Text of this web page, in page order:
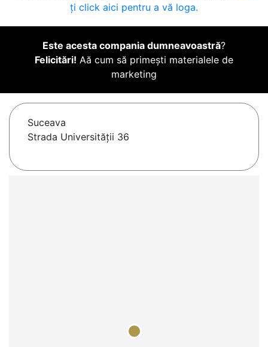
ți click aici pentru a vă loga.
Este acesta compania dumneavoastră?
Felicitări! Aă cum să primești materialele de
marketing
Suceava
Strada Universității 36